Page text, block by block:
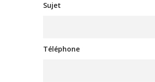
Sujet
Téléphone